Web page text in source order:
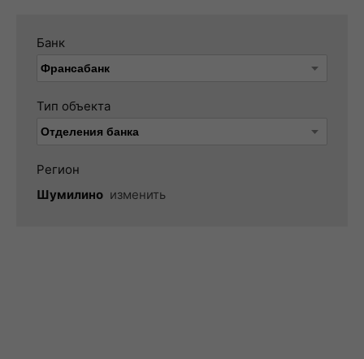
Банк
Тип объекта
Регион
Шумилино изменить